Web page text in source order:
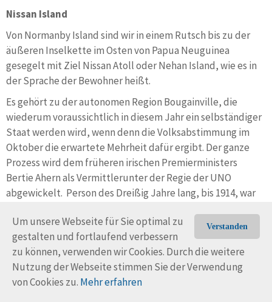
Verstanden
Um unsere Webseite für Sie optimal zu
gestalten und fortlaufend verbessern
zu können, verwenden wir Cookies. Durch die weitere
Nutzung der Webseite stimmen Sie der Verwendung
von Cookies zu. Mehr erfahren
Nissan Island
Von Normanby Island sind wir in einem Rutsch bis zu der
äußeren Inselkette im Osten von Papua Neuguinea
gesegelt mit Ziel Nissan Atoll oder Nehan Island, wie es in
der Sprache der Bewohner heißt.
Es gehört zu der autonomen Region Bougainville, die
wiederum voraussichtlich in diesem Jahr ein selbständiger
Staat werden wird, wenn denn die Volksabstimmung im
Oktober die erwartete Mehrheit dafür ergibt. Der ganze
Prozess wird dem früheren irischen Premierministers
Bertie Ahern als Vermittlerunter der Regie der UNO
abgewickelt. Person des Dreißig Jahre lang, bis 1914, war
Nordosten des Festlandes von Papua Neuguinea, die Inseln
New Britain und New Ireland (Neu Mecklenburg und Neu
Pommern) bis weiter nördlich Palau, die Marshall- und die
Marianeninseln (außer Guam).. Die Deutschen haben sich
hier, anders als in Afrika, gut benommen, hören und lesen